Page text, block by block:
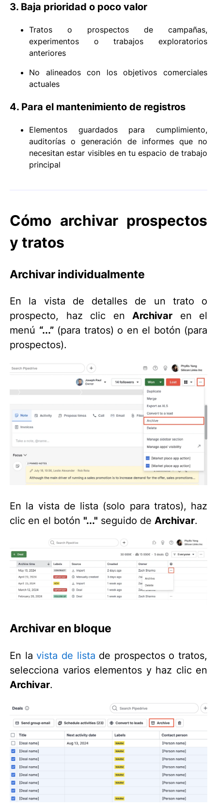
3. Baja prioridad o poco valor
Tratos o prospectos de campañas,
experimentos o trabajos exploratorios
anteriores
No alineados con los objetivos comerciales
actuales
4. Para el mantenimiento de registros
Elementos guardados para cumplimiento,
auditorías o generación de informes que no
necesitan estar visibles en tu espacio de trabajo
principal
Cómo archivar prospectos
y tratos
Archivar individualmente
En la vista de detalles de un trato o
prospecto, haz clic en Archivar en el
menú “...”(para tratos) o en el botón (para
prospectos).
En la vista de lista (solo para tratos), haz
clic en el botón "..." seguido de Archivar.
Archivar en bloque
En lavista de lista de prospectos o tratos,
selecciona varios elementos y haz clic en
Archivar.